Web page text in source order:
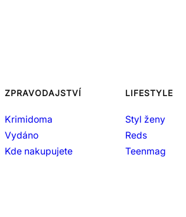
ZPRAVODAJSTVÍ
Krimidoma
Vydáno
Kde nakupujete
LIFESTYLE
Styl ženy
Reds
Teenmag